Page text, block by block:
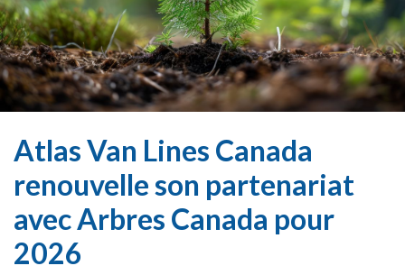
Atlas Van Lines Canada
renouvelle son partenariat
avec Arbres Canada pour
2026